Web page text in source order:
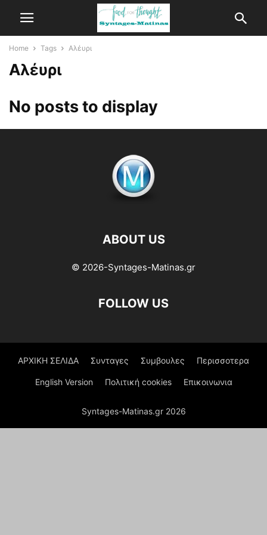
Home Tags Αλέυρι
Αλέυρι
No posts to display
ABOUT US
© 2026-Syntages-Matinas.gr
FOLLOW US
ΑΡΧΙΚΗ ΣΕΛΙΔΑ Συνταγες Συμβουλες Περισσοτερα
English Version Πολιτική cookies Επικοινωνια
Syntages-Matinas.gr 2026